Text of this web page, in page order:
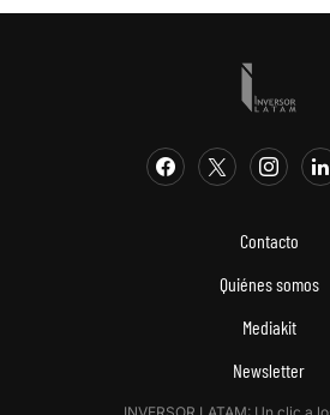
Contacto
Quiénes somos
Mediakit
Newsletter